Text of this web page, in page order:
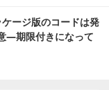
ージ版のコードは発
―期限付きになって